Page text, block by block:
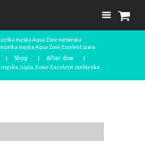
męska Aqua Zone niebieska
męska Aqua Zone Excelent szara
Shop After dive
Aqua Zone Excelent niebieska